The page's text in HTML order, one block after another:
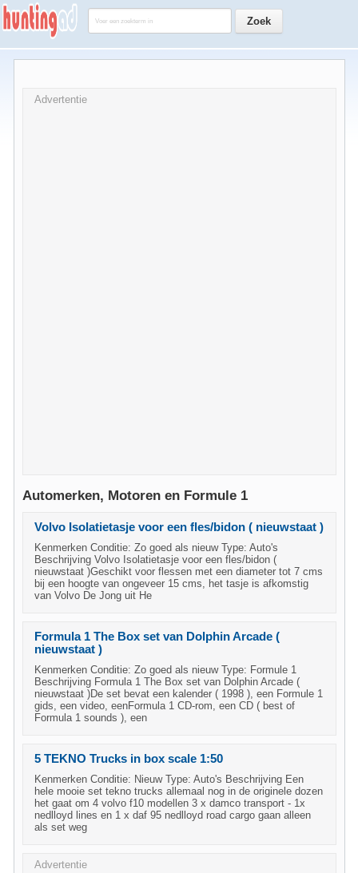
Advertentie
Automerken, Motoren en Formule 1
Volvo Isolatietasje voor een fles/bidon ( nieuwstaat )
Kenmerken Conditie: Zo goed als nieuw Type: Auto's
Beschrijving Volvo Isolatietasje voor een fles/bidon (
nieuwstaat )Geschikt voor flessen met een diameter tot 7 cms
bij een hoogte van ongeveer 15 cms, het tasje is afkomstig
van Volvo De Jong uit He
Formula 1 The Box set van Dolphin Arcade (
nieuwstaat )
Kenmerken Conditie: Zo goed als nieuw Type: Formule 1
Beschrijving Formula 1 The Box set van Dolphin Arcade (
nieuwstaat )De set bevat een kalender ( 1998 ), een Formule 1
gids, een video, eenFormula 1 CD-rom, een CD ( best of
Formula 1 sounds ), een
5 TEKNO Trucks in box scale 1:50
Kenmerken Conditie: Nieuw Type: Auto's Beschrijving Een
hele mooie set tekno trucks allemaal nog in de originele dozen
het gaat om 4 volvo f10 modellen 3 x damco transport - 1x
nedlloyd lines en 1 x daf 95 nedlloyd road cargo gaan alleen
als set weg
Advertentie